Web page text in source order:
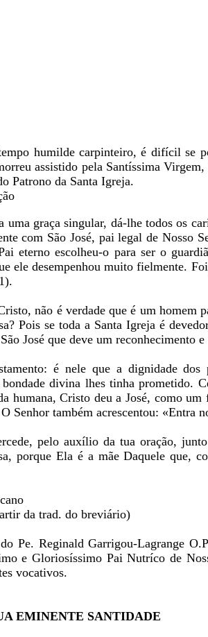
humilde carpinteiro, é difícil se
assistido pela Santíssima
Patrono da Santa Igreja.
graça singular, dá-lhe todos os
com São José, pai legal de Nosso
eterno escolheu-o para ser o
ele desempenhou muito fielmente.
não é verdade que é um
Pois se toda a Santa Igreja é
José que deve um reconhecimento
é nele que a dignidade dos
divina lhes tinha prometido.
humana, Cristo deu a José, como
Senhor também acrescentou: «Entra
pelo auxílio da tua oração,
porque Ela é a mãe Daquele que,
da trad. do breviário)
Pe. Reginald Garrigou-Lagrange
e Gloriosíssimo Pai Nutríco de
vocativos.
EMINENTE SANTIDADE